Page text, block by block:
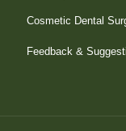
Cosmetic Dental
Feedback &